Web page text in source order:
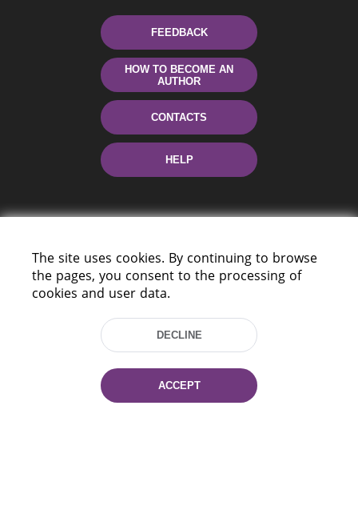
FEEDBACK
HOW TO BECOME AN
AUTHOR
CONTACTS
HELP
220114, Niezaležnasci Ave. 116, Minsk,
Tel.: (+375 17) 368 37 37
Fax: (+375 17) 368 97 06
E-mail: inbox@nlb.by
The site uses cookies. By continuing to browse
the pages, you consent to the processing of
cookies and user data.
DECLINE
ACCEPT